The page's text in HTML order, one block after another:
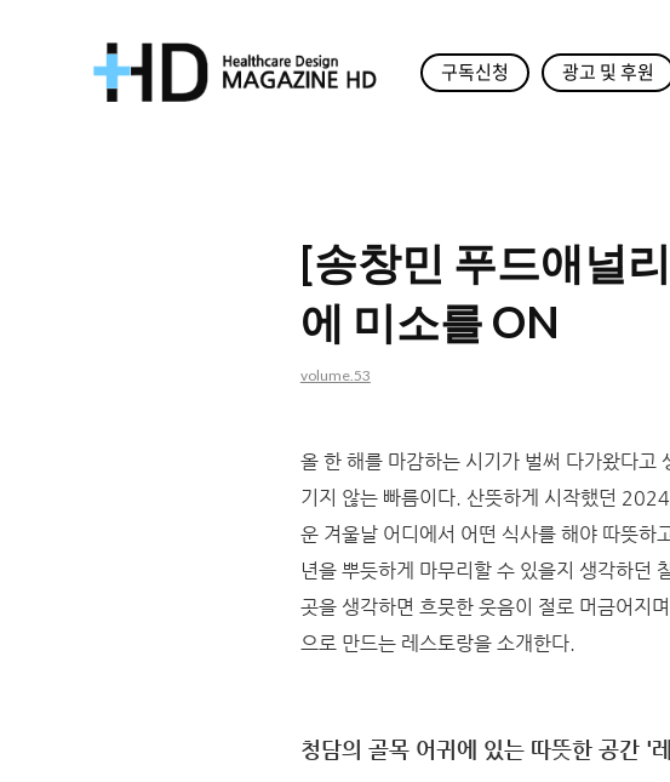
구독신청 광고 및 후원
[송창민 푸드애널
에 미소를 ON
volume.53
올 한 해를 마감하는 시기가 벌써 다가왔다고
기지 않는 빠름이다. 산뜻하게 시작했던
운 겨울날 어디에서 어떤 식사를 해야 따뜻하
년을 뿌듯하게 마무리할 수 있을지 생각하던
곳을 생각하면 흐뭇한 웃음이 절로 머금어지
으로 만드는 레스토랑을 소개한다.
청담의 골목 어귀에 있는 따뜻한 공간 '